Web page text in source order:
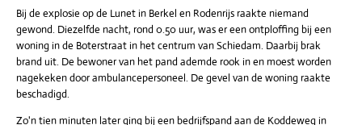
Bij de explosie op de Lunet in Berkel en Rodenrijs raakte niemand
gewond. Diezelfde nacht, rond 0.50 uur, was er een ontploffing bij een
woning in de Boterstraat in het centrum van Schiedam. Daarbij brak
brand uit. De bewoner van het pand ademde rook in en moest worden
nagekeken door ambulancepersoneel. De gevel van de woning raakte
beschadigd.
Zo'n tien minuten later ging bij een bedrijfspand aan de Koddeweg in